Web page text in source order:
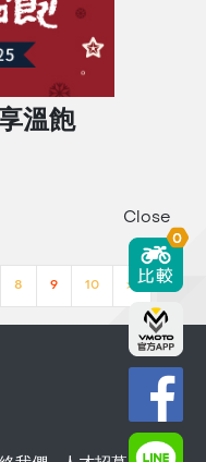
溫飽
8 9 10 >>
Close
0